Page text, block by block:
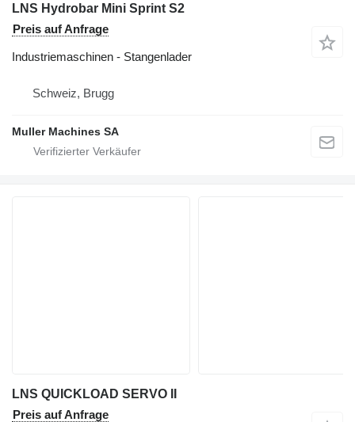
LNS Hydrobar Mini Sprint S2
Preis auf Anfrage
Industriemaschinen - Stangenlader
Schweiz, Brugg
Muller Machines SA
LNS QUICKLOAD SERVO II
Preis auf Anfrage